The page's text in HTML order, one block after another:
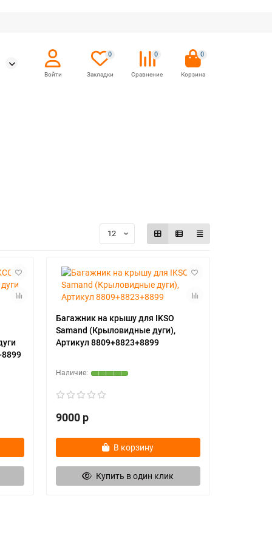
0 0 0
Багажник на крышу для IKSO
Samand (Крыловидные дуги),
Артикул 8809+8823+8899
9000 р
В корзину
Купить в один клик